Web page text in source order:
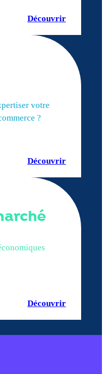
Découvrir
votre
?
Découvrir
Découvrir